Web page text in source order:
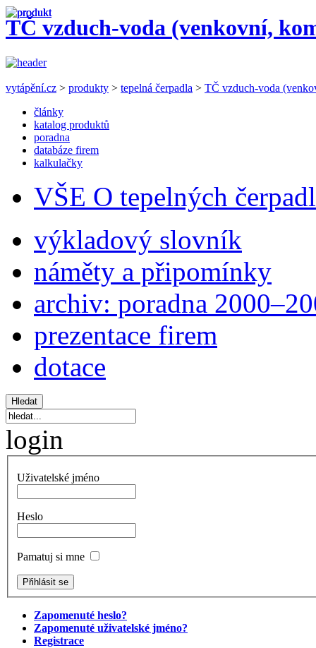
TČ vzduch-voda (venkovní,
vytápění.cz > produkty > tepelná čerpadla > TČ vzduch-voda
články
katalog produktů
poradna
databáze firem
kalkulačky
VŠE O tepelných
výkladový slovník
náměty a připomínky
archiv: poradna
prezentace firem
dotace
login
Uživatelské jméno
Heslo
Pamatuj si mne
Zapomenuté heslo?
Zapomenuté uživatelské jméno?
Registrace